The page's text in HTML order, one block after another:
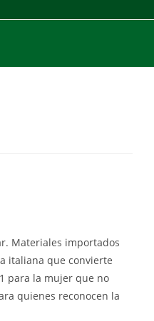
Materiales importados
italiana que convierte
para la mujer que no
quienes reconocen la